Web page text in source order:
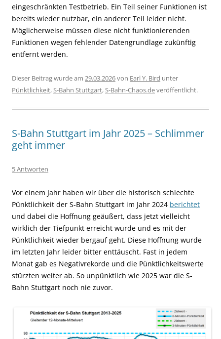
eingeschränkten Testbetrieb. Ein Teil seiner Funktionen ist
bereits wieder nutzbar, ein anderer Teil leider nicht.
Möglicherweise müssen diese nicht funktionierenden
Funktionen wegen fehlender Datengrundlage zukünftig
entfernt werden.
Dieser Beitrag wurde am 29.03.2026von Earl Y. Bird unter
Pünktlichkeit,S-Bahn Stuttgart,S-Bahn-Chaos.deveröffentlicht.
S-Bahn Stuttgart im Jahr 2025 – Schlimmer
geht immer
5 Antworten
Vor einem Jahr haben wir über die historisch schlechte
Pünktlichkeit der S-Bahn Stuttgart im Jahr 2024 berichtet
und dabei die Hoffnung geäußert, dass jetzt vielleicht
wirklich der Tiefpunkt erreicht wurde und es mit der
Pünktlichkeit wieder bergauf geht. Diese Hoffnung wurde
im letzten Jahr leider bitter enttäuscht. Fast in jedem
Monat gab es Negativrekorde und die Pünktlichkeitswerte
stürzten weiter ab. So unpünktlich wie 2025 war die S-
Bahn Stuttgart noch nie zuvor.